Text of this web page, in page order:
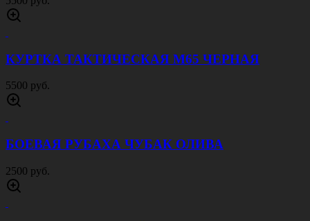
КУРТКА ТАКТИЧЕСКАЯ M65 ЧЕРНАЯ
5500 руб.
БОЕВАЯ РУБАХА ЧУБАК ОЛИВА
2500 руб.